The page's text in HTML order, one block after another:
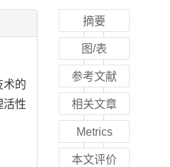
术的
活性
摘要
图/表
参考文献
相关文章
Metrics
本文评价